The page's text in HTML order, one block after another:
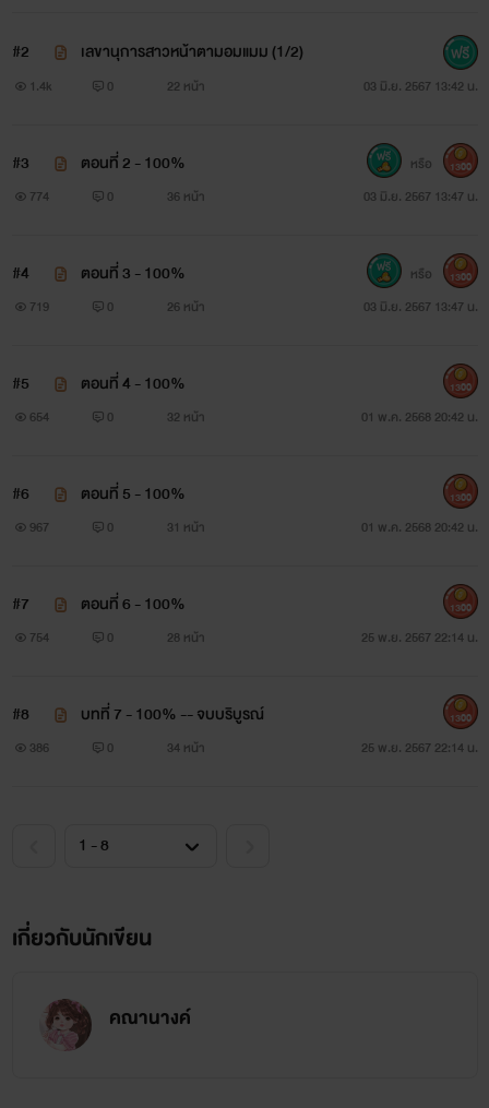
#2 เลขานุการสาวหน้าตามอมแมม (1/2)
1.4k 0 22 หน้า 03 มิ.ย. 2567 13:42 น.
#3 ตอนที่ 2 - 100%
774 0 36 หน้า 03 มิ.ย. 2567 13:47 น.
หรือ 1300
#4 ตอนที่ 3 - 100%
719 0 26 หน้า 03 มิ.ย. 2567 13:47 น.
หรือ 1300
#5 ตอนที่ 4 - 100%
654 0 32 หน้า 01 พ.ค. 2568 20:42 น.
1300
#6 ตอนที่ 5 - 100%
967 0 31 หน้า 01 พ.ค. 2568 20:42 น.
1300
#7 ตอนที่ 6 - 100%
754 0 28 หน้า 25 พ.ย. 2567 22:14 น.
1300
#8 บทที่ 7 - 100% -- จบบริบูรณ์
386 0 34 หน้า 25 พ.ย. 2567 22:14 น.
1300
เกี่ยวกับนักเขียน
คณานางค์